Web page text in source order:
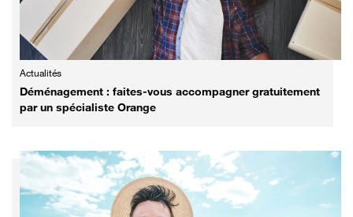
Actualités
Déménagement : faites-vous accompagner gratuitement
par un spécialiste Orange